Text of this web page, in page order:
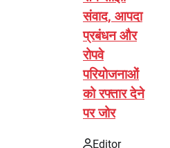
संवाद, आपदा
प्रबंधन और
रोपवे
परियोजनाओं
को रफ्तार देने
पर जोर
Editor